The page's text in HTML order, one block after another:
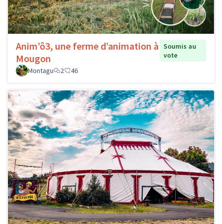
Anim’ô3, une ferme d’animation à
Mougon
Soumis au
vote
Montagu
2 46